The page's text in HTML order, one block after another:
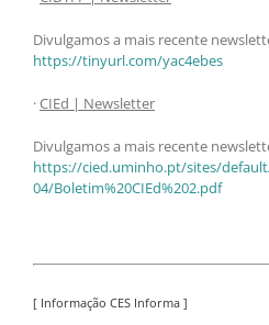
Divulgamos a mais recente
https://tinyurl.com/yac4ebes
·CIEd | Newsletter
Divulgamos a mais recente
https://cied.uminho.pt/sites/
04/Boletim%20CIEd%202.pdf
[ Informação CES Informa ]